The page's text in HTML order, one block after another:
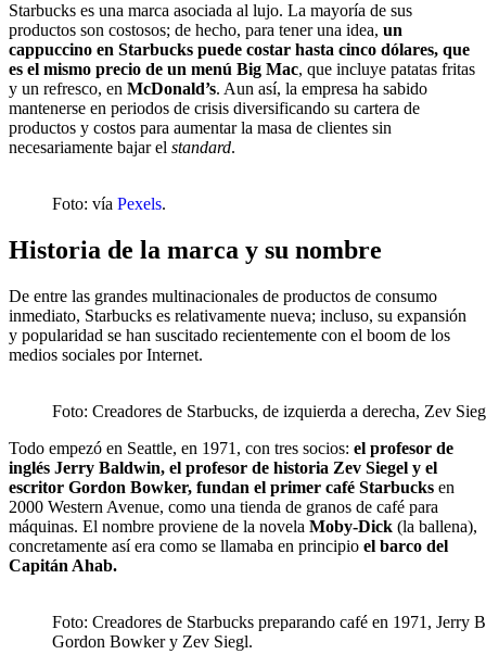
Starbucks es una marca asociada al lujo. La mayoría de sus
productos son costosos; de hecho, para tener una idea, un
cappuccino en Starbucks puede costar hasta cinco dólares, que
es el mismo precio de un menú Big Mac, que incluye patatas fritas
y un refresco, en McDonald’s. Aun así, la empresa ha sabido
mantenerse en periodos de crisis diversificando su cartera de
productos y costos para aumentar la masa de clientes sin
necesariamente bajar el standard.
Foto: vía Pexels.
Historia de la marca y su nombre
De entre las grandes multinacionales de productos de consumo
inmediato, Starbucks es relativamente nueva; incluso, su expansión
y popularidad se han suscitado recientemente con el boom de los
medios sociales por Internet.
Foto: Creadores de Starbucks, de izquierda a derecha, Zev
Todo empezó en Seattle, en 1971, con tres socios: el profesor de
inglés Jerry Baldwin, el profesor de historia Zev Siegel y el
escritor Gordon Bowker, fundan el primer café Starbucks en
2000 Western Avenue, como una tienda de granos de café para
máquinas. El nombre proviene de la novela Moby-Dick (la ballena),
concretamente así era como se llamaba en principio el barco del
Capitán Ahab.
Foto: Creadores de Starbucks preparando café en 1971, Jerry
Gordon Bowker y Zev Siegl.